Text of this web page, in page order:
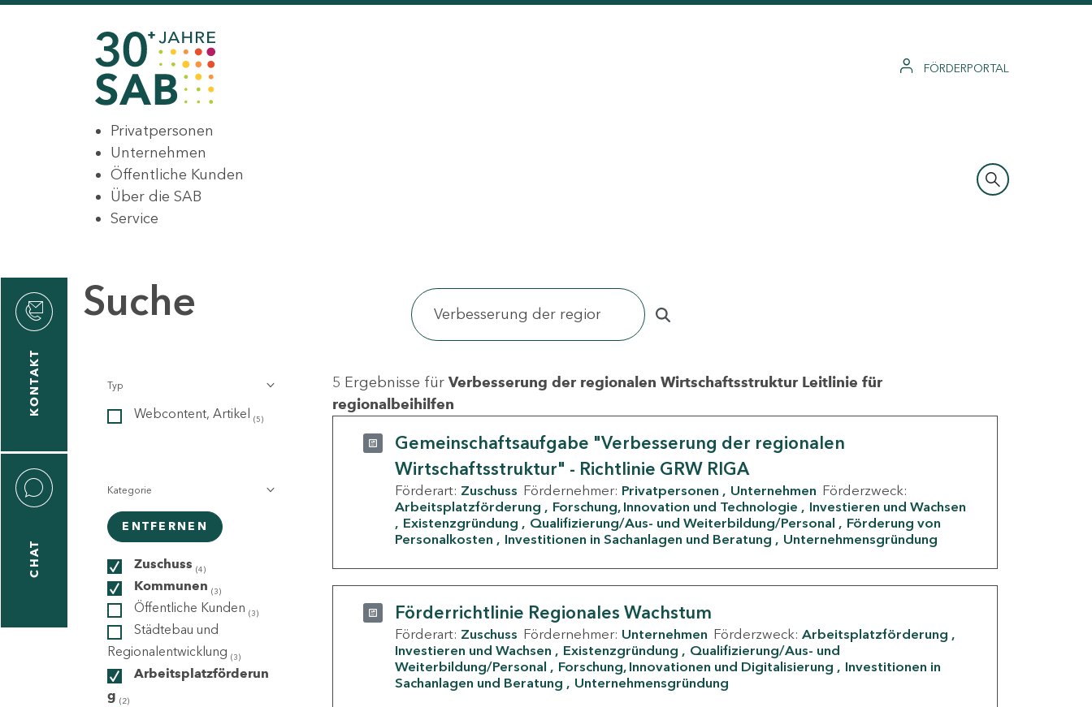
FÖRDERPORTAL
Privatpersonen
Unternehmen
Öffentliche Kunden
Über die SAB
Service
KONTAKT
CHAT
Suche
Typ
Webcontent, Artikel (5)
Kategorie
ENTFERNEN
Zuschuss (4)
Kommunen (3)
Öffentliche Kunden (3)
Städtebau und
Regionalentwicklung (3)
Arbeitsplatzförderun
g (2)
5 Ergebnisse für Verbesserung der regionalen Wirtschaftsstruktur Leitlinie für
regionalbeihilfen
Gemeinschaftsaufgabe "Verbesserung der regionalen
Wirtschaftsstruktur" - Richtlinie GRW RIGA
Förderart: Zuschuss Fördernehmer: Privatpersonen Unternehmen Förderzweck:
Arbeitsplatzförderung
Forschung, Innovation und Technologie
Investieren und Wachsen
Existenzgründung
Qualifizierung/Aus- und Weiterbildung/Personal
Förderung von
Personalkosten
Investitionen in Sachanlagen und Beratung Unternehmensgründung
Förderrichtlinie Regionales Wachstum
Förderart: Zuschuss Fördernehmer: Unternehmen Förderzweck: Arbeitsplatzförderung
Investieren und Wachsen
Existenzgründung
Qualifizierung/Aus- und
Weiterbildung/Personal
Forschung, Innovationen und Digitalisierung
Investitionen in
Sachanlagen und Beratung
Unternehmensgründung